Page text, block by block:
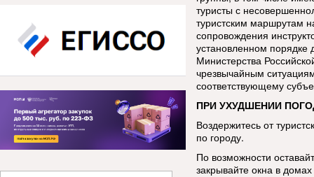
туристы с
туристским маршрутам
сопровождения
установленном
Министерства
чрезвычайным
соответствующему
ПРИ УХУДШЕНИИ
Воздержитесь от
по городу.
По возможности
закрывайте окна в